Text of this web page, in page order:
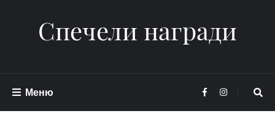
Спечели награди
Меню